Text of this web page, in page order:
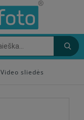
Video sliedės